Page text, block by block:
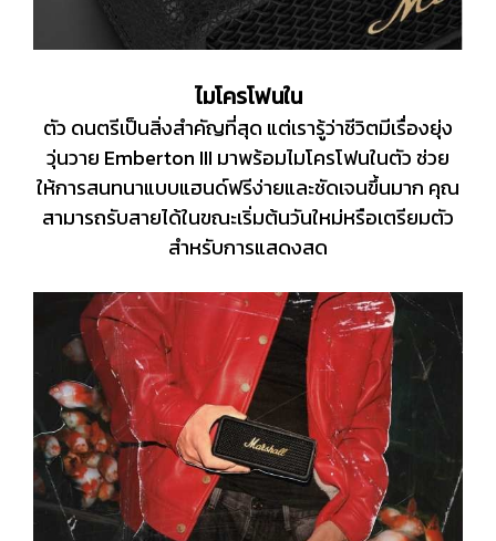
ไมโครโฟนใน
ตัว ดนตรีเป็นสิ่งสำคัญที่สุด แต่เรารู้ว่าชีวิตมีเรื่องยุ่ง
วุ่นวาย Emberton III มาพร้อมไมโครโฟนในตัว ช่วย
ให้การสนทนาแบบแฮนด์ฟรีง่ายและชัดเจนขึ้นมาก คุณ
สามารถรับสายได้ในขณะเริ่มต้นวันใหม่หรือเตรียมตัว
สำหรับการแสดงสด